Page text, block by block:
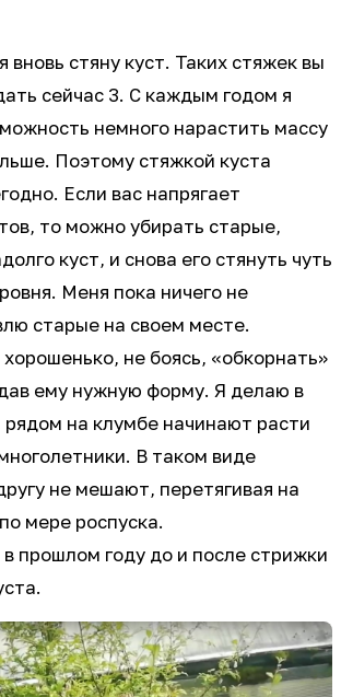
стяну куст. Таких стяжек вы
сейчас 3. С каждым годом я
немного нарастить массу
Поэтому стяжкой куста
Если вас напрягает
то можно убирать старые,
куст, и снова его стянуть чуть
Меня пока ничего не
старые на своем месте.
не боясь, «обкорнать»
ему нужную форму. Я делаю в
рядом на клумбе начинают расти
В таком виде
не мешают, перетягивая на
мере роспуска.
прошлом году до и после стрижки